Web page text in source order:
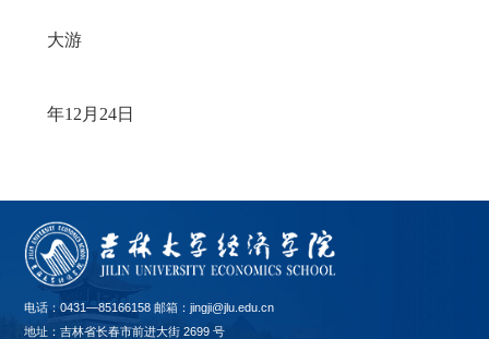
大游
年12 月 24日
电话：0431—85166158 邮箱：jingji@jlu.edu.cn
地址：吉林省长春市前进大街 2699 号